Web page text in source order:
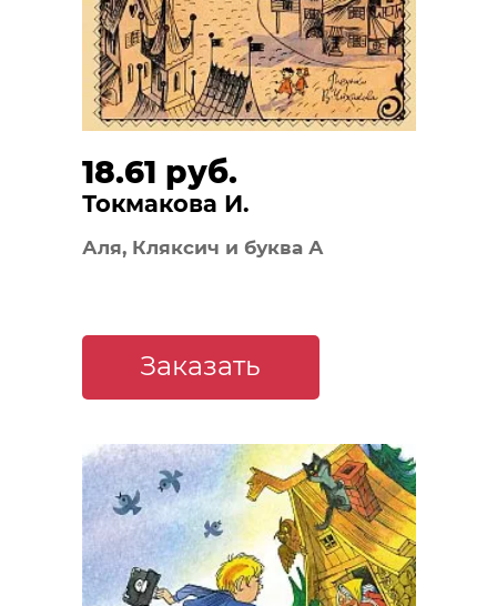
18.61 руб.
Токмакова И.
Аля, Кляксич и буква А
Заказать